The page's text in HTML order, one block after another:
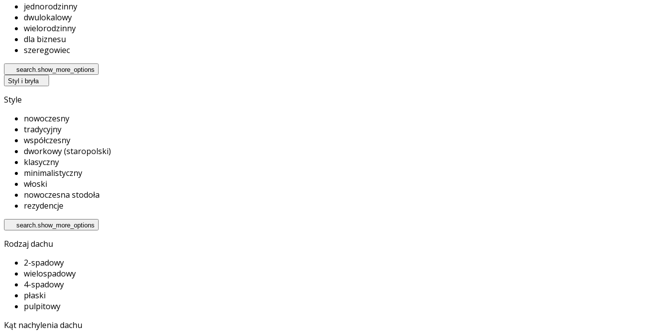
jednorodzinny
dwulokalowy
wielorodzinny
dla biznesu
szeregowiec
search.show_more_options
Styl i bryła
Style
nowoczesny
tradycyjny
współczesny
dworkowy (staropolski)
klasyczny
minimalistyczny
włoski
nowoczesna stodoła
rezydencje
search.show_more_options
Rodzaj dachu
2-spadowy
wielospadowy
4-spadowy
płaski
pulpitowy
Kąt nachylenia dachu